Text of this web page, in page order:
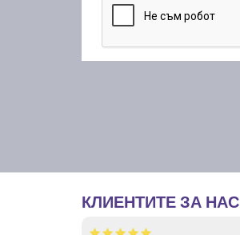
КЛИЕНТИТЕ ЗА НАС